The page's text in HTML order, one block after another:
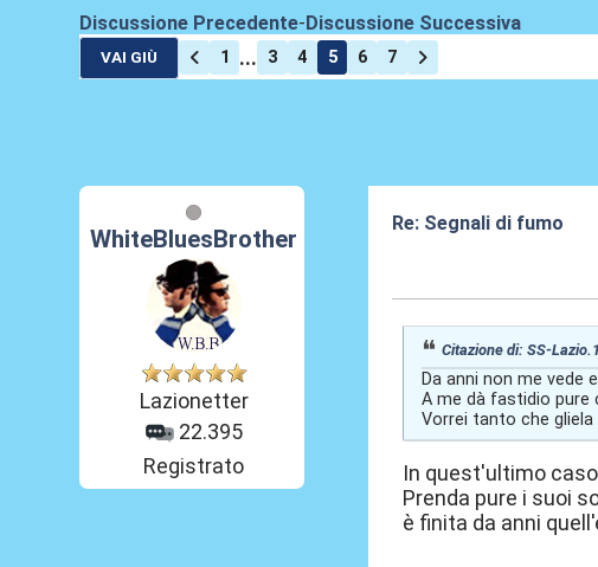
Discussione Precedente- Discussione Successiva
VAI GIÙ 1 ... 3 4 5 6 7
WhiteBluesBrother
Lazionetter
22.395
Registrato
Re: Segnali di fumo
Citazione di: SS-
Da anni non me vede
A me dà fastidio pure
Vorrei tanto che
In quest'ultimo
Prenda pure i suoi
è finita da anni